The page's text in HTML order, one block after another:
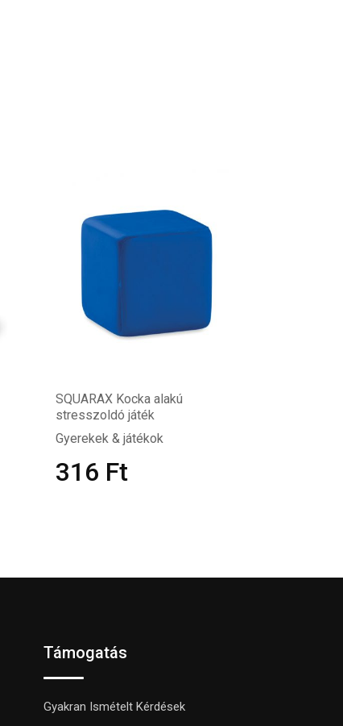
SQUARAX Kocka alakú
stresszoldó játék
Gyerekek & játékok
316 Ft
Támogatás
Gyakran Ismételt Kérdések